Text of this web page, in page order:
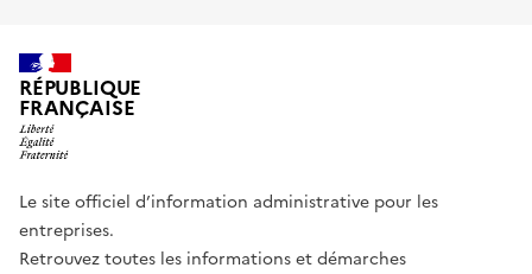
RÉPUBLIQUE
FRANÇAISE
Le site officiel d’information administrative pour les
entreprises.
Retrouvez toutes les informations et démarches